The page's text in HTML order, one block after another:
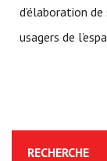
d’élaboration
usagers de
RECHERCHE